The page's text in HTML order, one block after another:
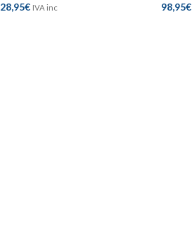
28,95€ IVA inc
98,95€